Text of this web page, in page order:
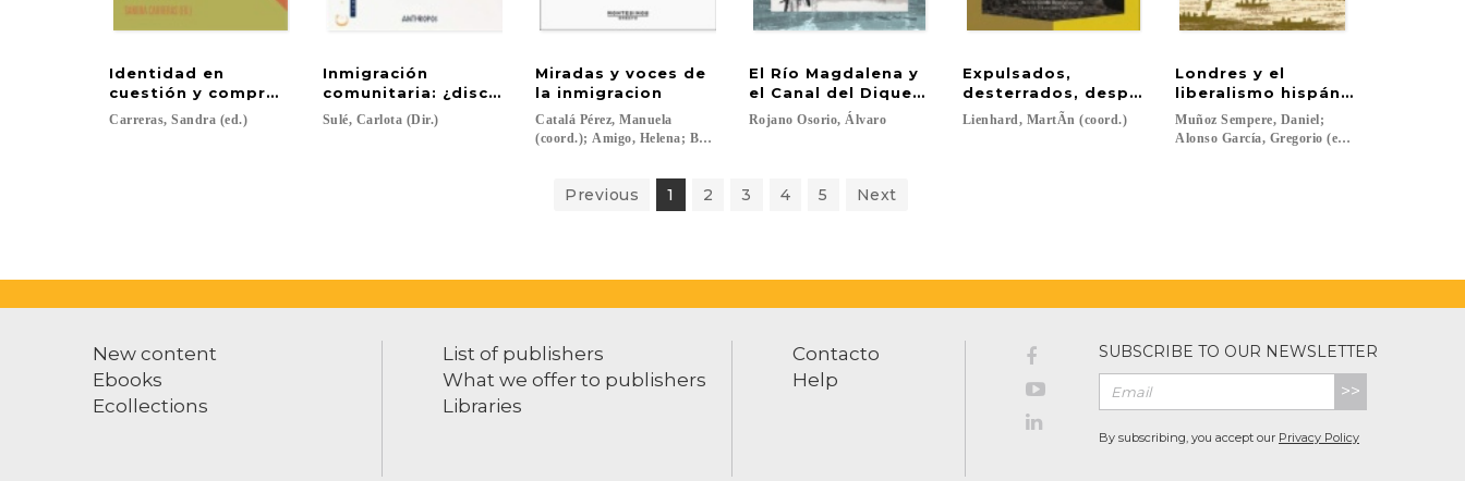
Identidad en
cuestión y compromiso político
Carreras, Sandra (ed.)
Inmigración
comunitaria: ¿discriminación inversa?
Sulé, Carlota (Dir.)
Miradas y voces de
la inmigracion
Catalá Pérez, Manuela
(coord.); Amigo, Helena; Belsué Guillorme, Katrina; Bonaut Iriarte, Joseba; Cáceres Nevot, Juanjo; Catalá Pérez, Manuela; Cristóbal Aldana, Juan;
El Río Magdalena y
el Canal del Dique: Poblamiento y desarrollo en el Bajo Magdalena
Rojano Osorio, Álvaro
Expulsados,
desterrados, desplazados = Expulsos, desterrados,
Lienhard, MartÃ­n (coord.)
Londres y el
liberalismo hispánico
Muñoz Sempere, Daniel;
Alonso García, Gregorio (eds.)...
Previous 1 2 3 4 5 Next
New content
Ebooks
Ecollections
List of publishers
What we offer to publishers
Libraries
Contacto
Help
SUBSCRIBE TO OUR NEWSLETTER
>>
By subscribing, you accept our Privacy Policy